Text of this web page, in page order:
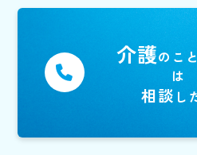
介護のこ
は
相談 し